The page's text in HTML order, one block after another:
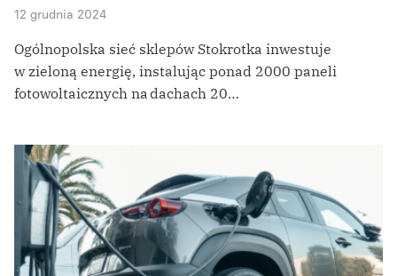
12 grudnia 2024
Ogólnopolska sieć sklepów Stokrotka inwestuje
w zieloną energię, instalując ponad 2000 paneli
fotowoltaicznych na dachach 20…